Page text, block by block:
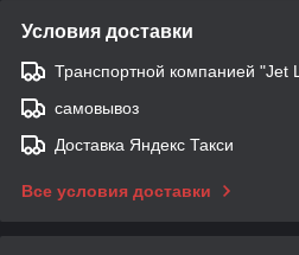
Условия доставки
Транспортной компанией "Jet
самовывоз
Доставка Яндекс Такси
Все условия доставки